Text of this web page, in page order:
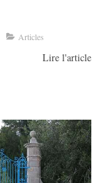
Articles
Lire l'article